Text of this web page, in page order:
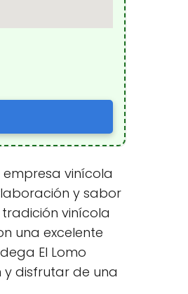
empresa vinícola
y sabor
vinícola
una excelente
El Lomo
disfrutar de una